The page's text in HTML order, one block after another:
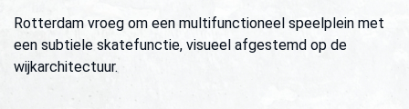
Rotterdam vroeg om een multifunctioneel speelplein met
een subtiele skatefunctie, visueel afgestemd op de
wijkarchitectuur.